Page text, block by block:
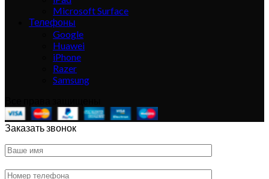
Microsoft Surface
Телефоны
Google
Huawei
iPhone
Razer
Samsung
Заказать звонок